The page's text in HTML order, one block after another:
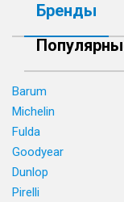
Бренды
Barum
Michelin
Fulda
Goodyear
Dunlop
Pirelli